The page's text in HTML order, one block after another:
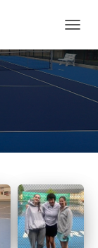
É
P
I
L
N
V
I
G
A
T